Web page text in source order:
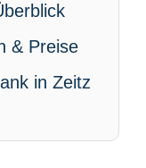
& Preise
in Zeitz